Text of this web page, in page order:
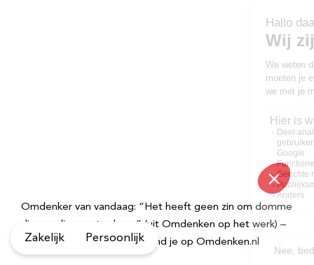
Omdenker van vandaag: “Het heeft geen zin om domme
dingen slimmer te doen.” (uit Omdenken op het werk) –
Meer inspirerende quotes vind je op Omdenken.nl
Zakelijk Persoonlijk